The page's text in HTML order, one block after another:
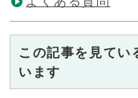
この記事を見てい
います